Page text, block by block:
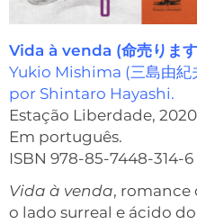
Vida à venda (命売りま
Yukio Mishima (三島由
por Shintaro Hayashi.
Estação Liberdade,
Em português.
ISBN 978-85-7448-314-
Vida à venda, romance
o lado surreal e ácido